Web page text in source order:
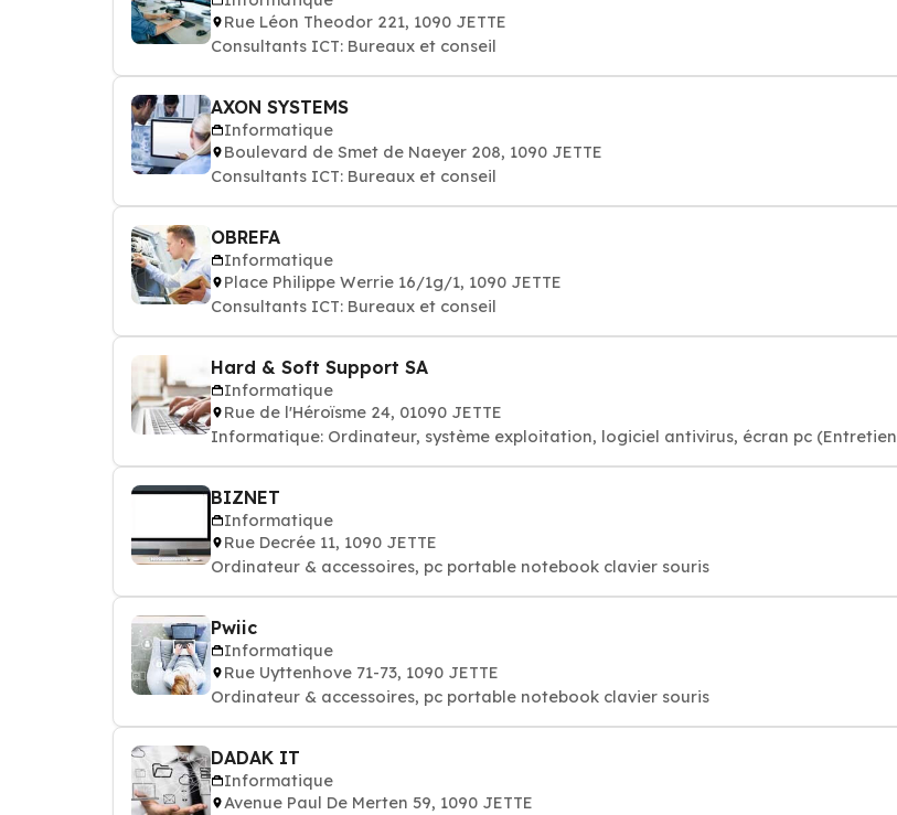
Rue Léon Theodor 221, 1090 JETTE
Consultants ICT: Bureaux et conseil
AXON SYSTEMS
Informatique
Boulevard de Smet de Naeyer 208, 1090 JETTE
Consultants ICT: Bureaux et conseil
OBREFA
Informatique
Place Philippe Werrie 16/1g/1, 1090 JETTE
Consultants ICT: Bureaux et conseil
Hard & Soft Support SA
Informatique
Rue de l'Héroïsme 24, 01090 JETTE
Informatique: Ordinateur, système exploitation, logiciel antivirus, écran pc (Entretien
BIZNET
Informatique
Rue Decrée 11, 1090 JETTE
Ordinateur & accessoires, pc portable notebook clavier souris
Pwiic
Informatique
Rue Uyttenhove 71-73, 1090 JETTE
Ordinateur & accessoires, pc portable notebook clavier souris
DADAK IT
Informatique
Avenue Paul De Merten 59, 1090 JETTE